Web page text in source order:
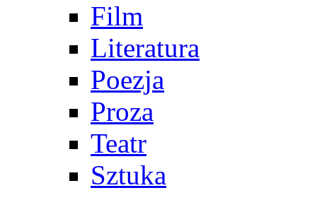
Film
Literatura
Poezja
Proza
Teatr
Sztuka